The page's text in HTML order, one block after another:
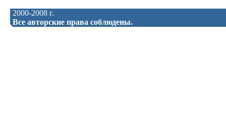
2000-2008 г.
Все авторские права соблюдены.